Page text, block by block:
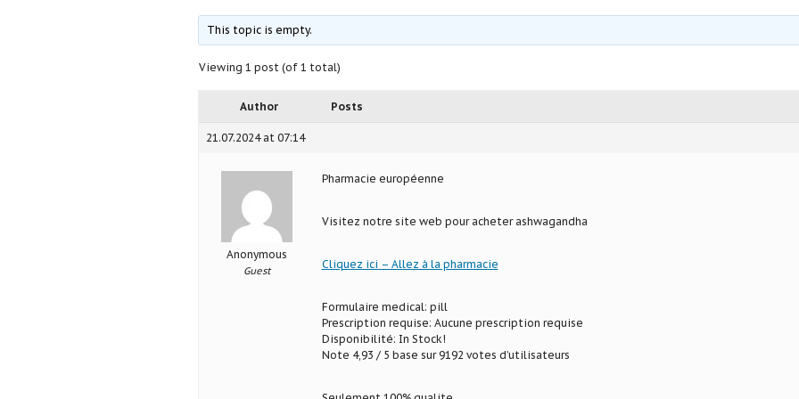
This topic is empty.
Viewing 1 post (of 1 total)
Author Posts
21.07.2024 at 07:14
Anonymous
Guest
Pharmacie européenne
Visitez notre site web pour acheter ashwagandha
Cliquez ici – Allez à la pharmacie
Formulaire medical: pill
Prescription requise: Aucune prescription requise
Disponibilité: In Stock!
Note 4,93 / 5 base sur 9192 votes d’utilisateurs